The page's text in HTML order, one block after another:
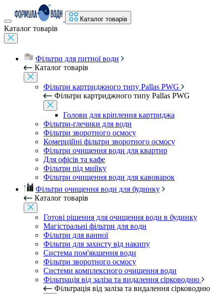
Каталог товарів
Каталог товарів
Фільтри для питної води
Каталог товарів
Фільтри картриджного типу Pallas PWG
Фільтри картриджного типу Pallas PWG
Голови для кріплення картриджа
Фільтри-глечики для води
Фільтри зворотного осмосу
Комерційні фільтри зворотного осмосу
Фільтри очищення води для квартир
Для офісів та кафе
Фільтри під мийку
Фільтри очищення води для кавоварок
Фільтри очищення води для будинку
Каталог товарів
Готові рішення для очищення води в будинку
Магістральні фільтри для води
Фільтри для ванної
Фільтри для захисту від накипу
Система пом'якшення води
Фільтри зворотного осмосу
Системи комплексного очищення води
Фільтрація від заліза та видалення сірководню
Фільтрація від заліза та видалення сірководню